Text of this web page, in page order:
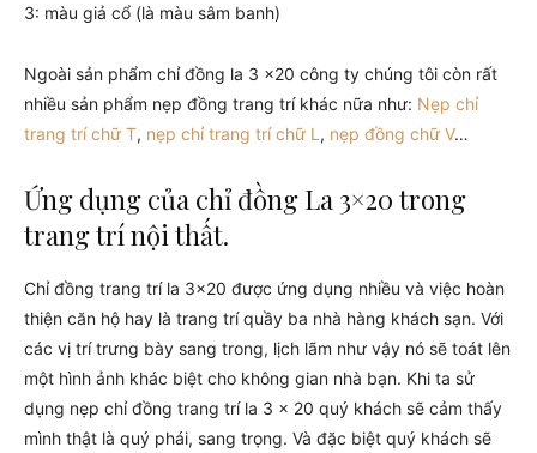
3: màu giả cổ (là màu sâm banh)
Ngoài sản phẩm chỉ đồng la 3 x20 công ty chúng tôi còn rất
nhiều sản phẩm nẹp đồng trang trí khác nữa như: Nẹp chỉ
trang trí chữ T, nẹp chỉ trang trí chữ L , nẹp đồng chữ V…
Ứng dụng của chỉ đồng La 3×20 trong
trang trí nội thất.
Chỉ đồng trang trí la 3×20 được ứng dụng nhiều và việc hoàn
thiện căn hộ hay là trang trí quầy ba nhà hàng khách sạn. Với
các vị trí trưng bày sang trong, lịch lãm như vậy nó sẽ toát lên
một hình ảnh khác biệt cho không gian nhà bạn. Khi ta sử
dụng nẹp chỉ đồng trang trí la 3 x 20 quý khách sẽ cảm thấy
mình thật là quý phái, sang trọng. Và đặc biệt quý khách sẽ